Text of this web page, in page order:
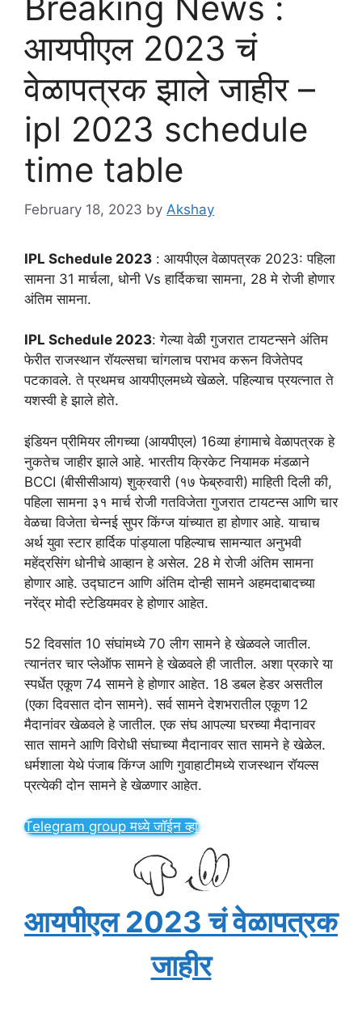
आयपीएल 2023 चं
वेळापत्रक झाले जाहीर –
ipl 2023 schedule
time table
February 18, 2023 by Akshay
IPL Schedule 2023 : आयपीएल वेळापत्रक 2023: पहिला
सामना 31 मार्चला, धोनी Vs हार्दिकचा सामना, 28 मे रोजी होणार
अंतिम सामना.
IPL Schedule 2023: गेल्या वेळी गुजरात टायटन्सने अंतिम
फेरीत राजस्थान रॉयल्सचा चांगलाच पराभव करून विजेतेपद
पटकावले. ते प्रथमच आयपीएलमध्ये खेळले. पहिल्याच प्रयत्नात ते
यशस्वी हे झाले होते.
इंडियन प्रीमियर लीगच्या (आयपीएल) 16व्या हंगामाचे वेळापत्रक हे
नुकतेच जाहीर झाले आहे. भारतीय क्रिकेट नियामक मंडळाने
BCCI (बीसीसीआय) शुक्रवारी (१७ फेब्रुवारी) माहिती दिली की,
पहिला सामना ३१ मार्च रोजी गतविजेता गुजरात टायटन्स आणि चार
वेळचा विजेता चेन्नई सुपर किंग्ज यांच्यात हा होणार आहे. याचाच
अर्थ युवा स्टार हार्दिक पांड्याला पहिल्याच सामन्यात अनुभवी
महेंद्रसिंग धोनीचे आव्हान हे असेल. 28 मे रोजी अंतिम सामना
होणार आहे. उद्घाटन आणि अंतिम दोन्ही सामने अहमदाबादच्या
नरेंद्र मोदी स्टेडियमवर हे होणार आहेत.
52 दिवसांत 10 संघांमध्ये 70 लीग सामने हे खेळवले जातील.
त्यानंतर चार प्लेऑफ सामने हे खेळवले ही जातील. अशा प्रकारे या
स्पर्धेत एकूण 74 सामने हे होणार आहेत. 18 डबल हेडर असतील
(एका दिवसात दोन सामने). सर्व सामने देशभरातील एकूण 12
मैदानांवर खेळवले हे जातील. एक संघ आपल्या घरच्या मैदानावर
सात सामने आणि विरोधी संघाच्या मैदानावर सात सामने हे खेळेल.
धर्मशाला येथे पंजाब किंग्ज आणि गुवाहाटीमध्ये राजस्थान रॉयल्स
प्रत्येकी दोन सामने हे खेळणार आहेत.
Telegram group मध्ये जॉईन व्हा
आयपीएल 2023 चं वेळापत्रक
जाहीर